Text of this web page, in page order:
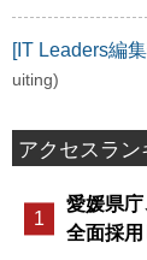
[IT Leaders編
uiting)
アクセスラン
愛媛県
全面採